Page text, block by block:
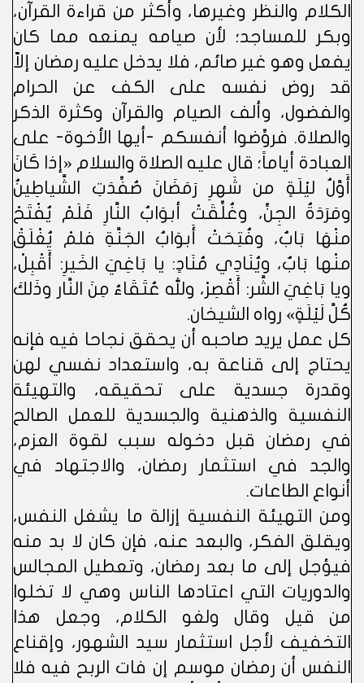
الكلام والنظر وغيرها، وأكثر من قراءة القرآن،
وبكر للمساجد؛ لأن صيامه يمنعه مما كان
يفعل وهو غير صائم، فلا يدخل عليه رمضان إلاّ
قد روض نفسه على الكف عن الحرام
والفضول، وألف الصيام والقرآن وكثرة الذكر
والصلاة. فروِّضوا أنفسكم -أيها الأخوة- على
العبادة أياماً؛ قال عليه الصلاة والسلام «إذا كَانَ
أَوَّلُ ليْلَةٍ من شَهرِ رَمَضَانَ صُفِّدَتِ الشَّياطِينُ
ومَرَدَةُ الجِنِّ، وغُلِّقَتْ أبوَابُ النَّارِ فَلَمْ يُفْتَحْ
منْهَا بَابٌ، وفُتِحَتْ أَبوَابُ الجَنَّةِ فلمْ يُغْلَقْ
منْها بَابٌ، ويُنَادِي مُنَادٍ: يا بَاغِيَ الخَيرِ: أَقْبِلْ،
ويا بَاغِيَ الشَّر: أَقْصِرْ، ولله عُتَقَاءُ مِنَ النَّار وذَلكَ
كُلَّ لَيْلَةٍ» رواه الشيخان.
كل عمل يريد صاحبه أن يحقق نجاحا فيه فإنه
يحتاج إلى قناعة به، واستعداد نفسي لهن
وقدرة جسدية على تحقيقه، والتهيئة
النفسية والذهنية والجسدية للعمل الصالح
في رمضان قبل دخوله سبب لقوة العزم،
والجد في استثمار رمضان، والاجتهاد في
أنواع الطاعات.
ومن التهيئة النفسية إزالة ما يشغل النفس،
ويقلق الفكر، والبعد عنه، فإن كان لا بد منه
فيؤجل إلى ما بعد رمضان، وتعطيل المجالس
والدوريات التي اعتادها الناس وهي لا تخلوا
من قيل وقال ولغو الكلام، وجعل هذا
التخفيف لأجل استثمار سيد الشهور، وإقناع
النفس أن رمضان موسم إن فات الربح فيه فلا